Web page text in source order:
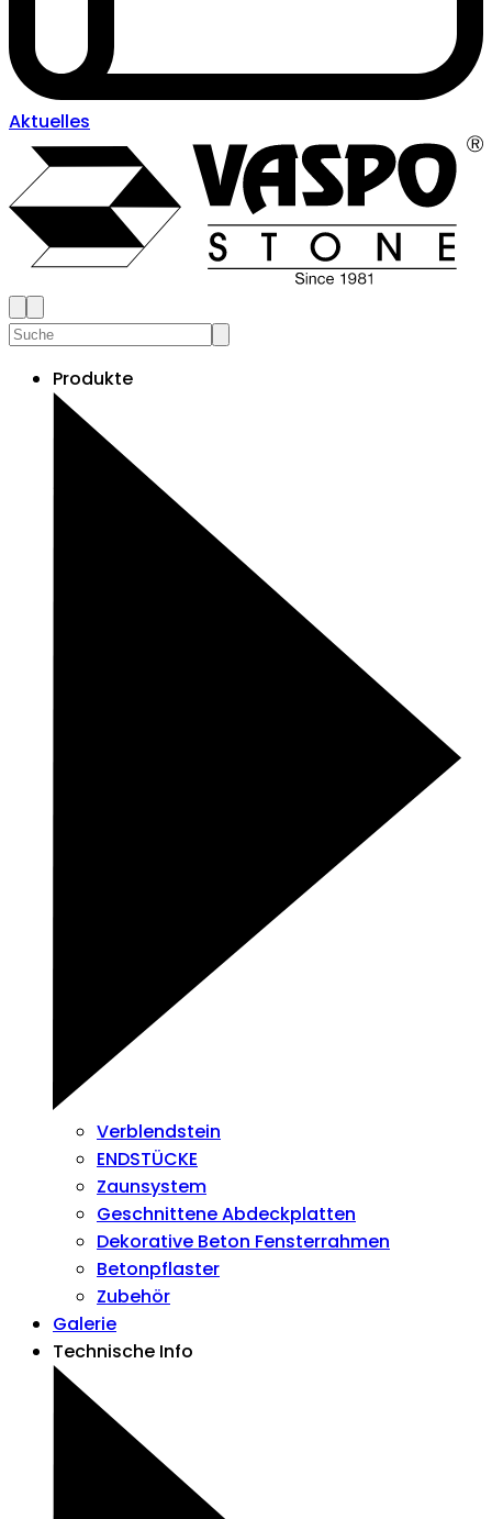
Aktuelles
Produkte
Verblendstein
ENDSTÜCKE
Zaunsystem
Geschnittene Abdeckplatten
Dekorative Beton Fensterrahmen
Betonpflaster
Zubehör
Galerie
Technische Info